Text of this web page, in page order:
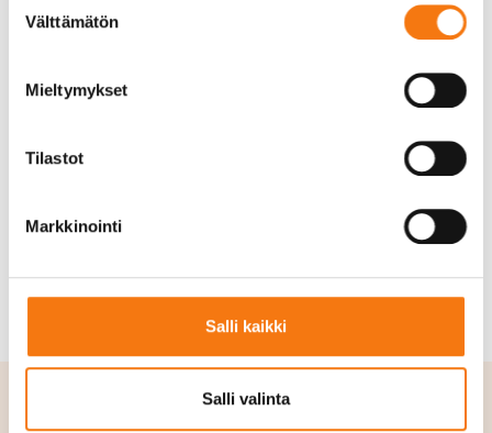
valinta
Välttämätön
Mieltymykset
Tilastot
Markkinointi
Salli kaikki
Salli valinta
maasta rakenteisiin. Sepeleitä käytetään myös maisema- ja
TUOTE SOVELTUU ESIMERKIKSI SEURAAVIIN
KOHTEISIIN
Hiekoitus
Piha ja alueet